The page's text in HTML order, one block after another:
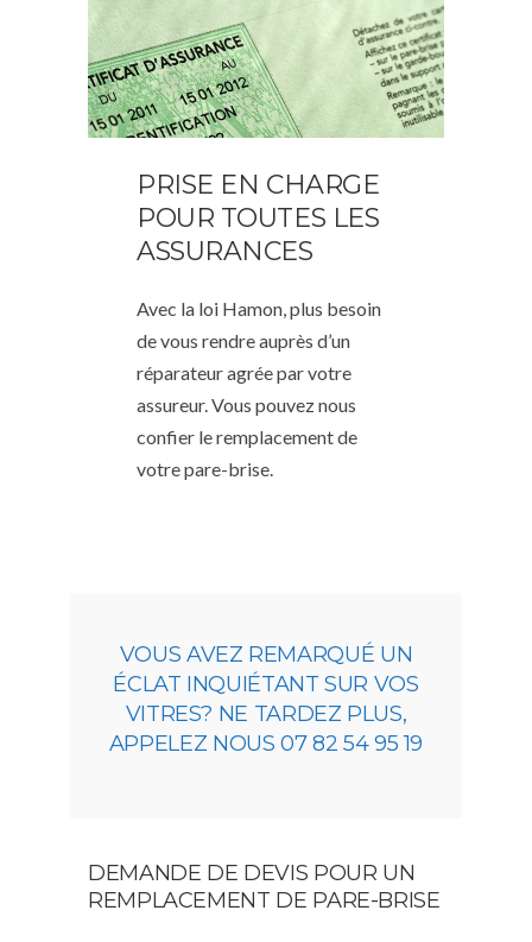
PRISE EN CHARGE
POUR TOUTES LES
ASSURANCES
Avec la loi Hamon, plus besoin
de vous rendre auprès d’un
réparateur agrée par votre
assureur. Vous pouvez nous
confier le remplacement de
votre pare-brise.
VOUS AVEZ REMARQUÉ UN
ÉCLAT INQUIÉTANT SUR VOS
VITRES? NE TARDEZ PLUS,
APPELEZ NOUS 07 82 54 95 19
DEMANDE DE DEVIS POUR UN
REMPLACEMENT DE PARE-BRISE